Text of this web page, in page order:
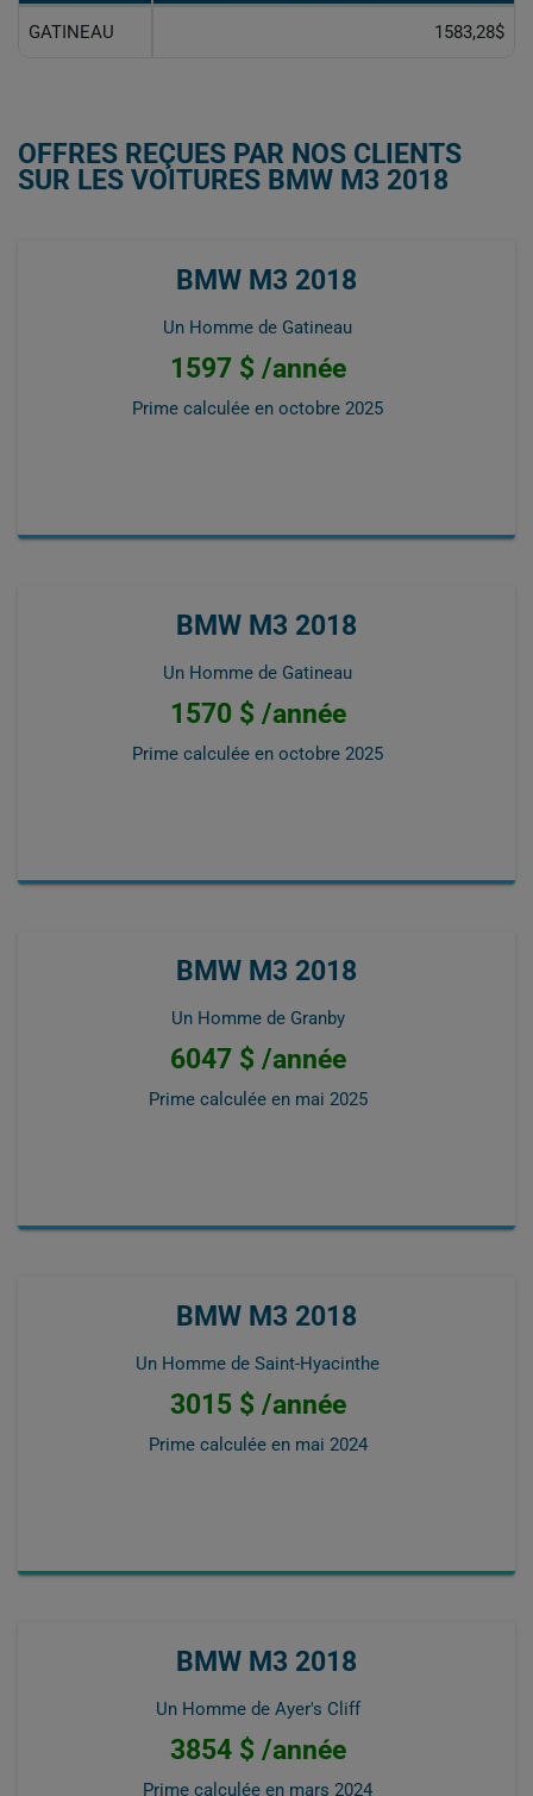
GATINEAU 1583,28$
OFFRES REÇUES PAR NOS CLIENTS
SUR LES VOITURES BMW M3 2018
BMW M3 2018
Un Homme de Gatineau
1597 $ /année
Prime calculée en octobre 2025
BMW M3 2018
Un Homme de Gatineau
1570 $ /année
Prime calculée en octobre 2025
BMW M3 2018
Un Homme de Granby
6047 $ /année
Prime calculée en mai 2025
BMW M3 2018
Un Homme de Saint-Hyacinthe
3015 $ /année
Prime calculée en mai 2024
BMW M3 2018
Un Homme de Ayer's Cliff
3854 $ /année
Prime calculée en mars 2024